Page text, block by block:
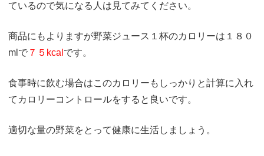
ているので気になる人は見てみてください。
商品にもよりますが野菜ジュース１杯のカロリーは１８０
mlで ７５kcal です。
食事時に飲む場合はこのカロリーもしっかりと計算に入れ
てカロリーコントロールをすると良いです。
適切な量の野菜をとって健康に生活しましょう。